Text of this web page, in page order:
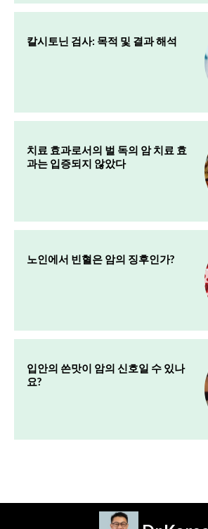
칼시토닌 검사: 목적 및 결과 해석
치료 효과로서의 벌 독의 암 치료 효
과는 입증되지 않았다
노인에서 빈혈은 암의 징후인가?
입안의 쓴맛이 암의 신호일 수 있나
요?